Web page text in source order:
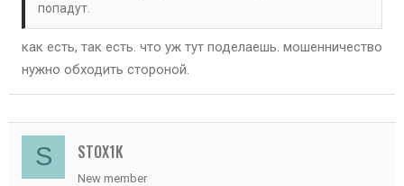
попадут.
как есть, так есть. что уж тут поделаешь. мошенничество
нужно обходить стороной.
S STOX1K
New member